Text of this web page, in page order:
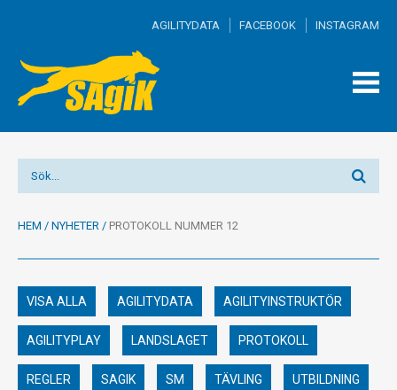
AGILITYDATA FACEBOOK INSTAGRAM
HEM / NYHETER / PROTOKOLL NUMMER 12
VISA ALLA AGILITYDATA AGILITYINSTRUKTÖR
AGILITYPLAY LANDSLAGET PROTOKOLL
REGLER SAGIK SM TÄVLING UTBILDNING